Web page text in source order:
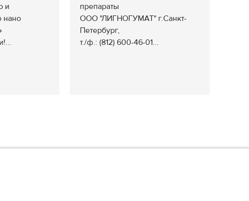
и
нано
препараты
ООО "ЛИГНОГУМАТ" г.Санкт-
Петербург,
т./ф.: (812) 600-46-01...